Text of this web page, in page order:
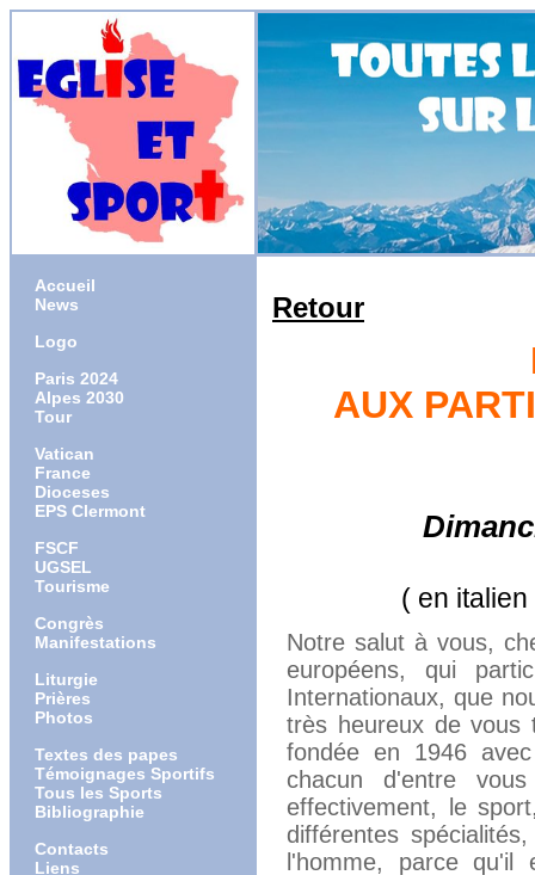
Accueil
News
Logo
Paris 2024
Alpes 2030
Tour
Vatican
France
Dioceses
EPS Clermont
FSCF
UGSEL
Tourisme
Congrès
Manifestations
Liturgie
Prières
Photos
Textes des papes
Témoignages Sportifs
Tous les Sports
Bibliographie
Contacts
Liens
Retour
AUX
( en italien
Notre salut à vous,
européens, qui
Internationaux, que
très heureux de vous
fondée en 1946
chacun d'entre
effectivement, le
différentes
l'homme, parce qu'il